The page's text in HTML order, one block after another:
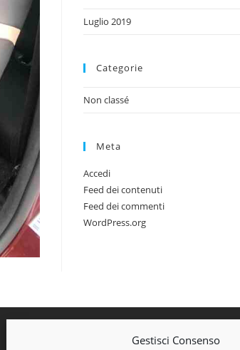
Gestisci Consenso
Luglio 2019
Categorie
Non classé
Meta
Accedi
Feed dei contenuti
Feed dei commenti
WordPress.org